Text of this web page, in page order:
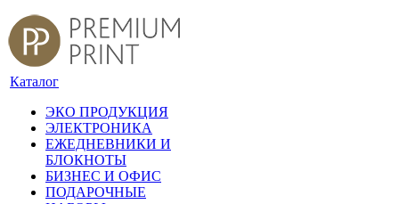
Каталог
ЭКО ПРОДУКЦИЯ
ЭЛЕКТРОНИКА
ЕЖЕДНЕВНИКИ И
БЛОКНОТЫ
БИЗНЕС И ОФИС
ПОДАРОЧНЫЕ